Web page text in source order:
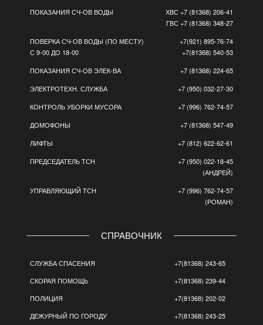
ПОКАЗАНИЯ СЧ-ОВ ВОДЫ
ХВС +7 (81368) 206-41
ГВС +7 (81368) 348-27
ПОВЕРКА СЧ-ОВ ВОДЫ (ПО МЕСТУ)
С 9-00 ДО 18-00
+7(921) 895-76-74
+7(81368) 540-53
ПОКАЗАНИЯ СЧ-ОВ ЭЛЕК-ВА
+7 (81368) 224-65
ЭЛЕКТРОТЕХН. СЛУЖБА
+7 (950) 032-27-30
КОНТРОЛЬ УБОРКИ МУСОРА
+7 (996) 762-74-57
ДОМОФОНЫ
+7 (81368) 547-49
ЛИФТЫ
+7 (812) 622-62-61
ПРЕДСЕДАТЕЛЬ ТСН
+7 (950) 022-18-45
(АНДРЕЙ)
УПРАВЛЯЮЩИЙ ТСН
+7 (996) 762-74-57
(РОМАН)
СПРАВОЧНИК
СЛУЖБА СПАСЕНИЯ
+7(81368) 243-65
СКОРАЯ ПОМОЩЬ
+7(81368) 239-44
ПОЛИЦИЯ
+7(81368) 202-02
ДЕЖУРНЫЙ ПО ГОРОДУ
+7(81368) 243-25